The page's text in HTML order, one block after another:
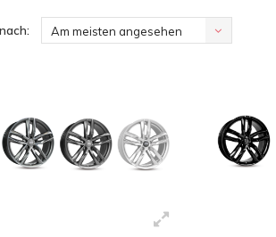
Am meisten angesehen